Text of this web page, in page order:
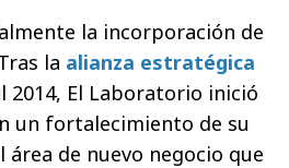
la incorporación de
la alianza estratégica
2014, El Laboratorio inició
un fortalecimiento de su
de nuevo negocio que